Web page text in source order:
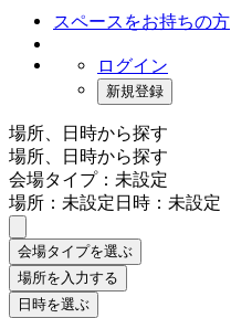
スペースをお持ちの方
ログイン
新規登録
場所、日時から探す
場所、日時から探す
会場タイプ：未設定
場所：未設定日時：未設定
会場タイプを選ぶ
場所を入力する
日時を選ぶ